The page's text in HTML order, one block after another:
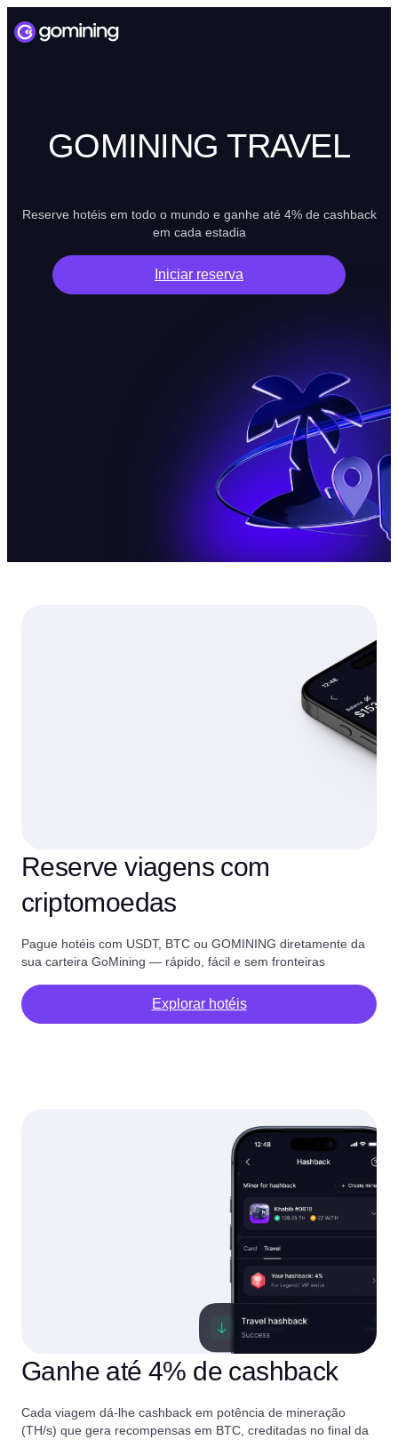
GOMINING TRAVEL
Reserve hotéis em todo o mundo e ganhe até 4% de cashback
em cada estadia
Iniciar reserva
Reserve viagens com
criptomoedas
Pague hotéis com USDT, BTC ou GOMINING diretamente da
sua carteira GoMining — rápido, fácil e sem fronteiras
Explorar hotéis
Ganhe até 4% de cashback
Cada viagem dá-lhe cashback em potência de mineração
(TH/s) que gera recompensas em BTC, creditadas no final da